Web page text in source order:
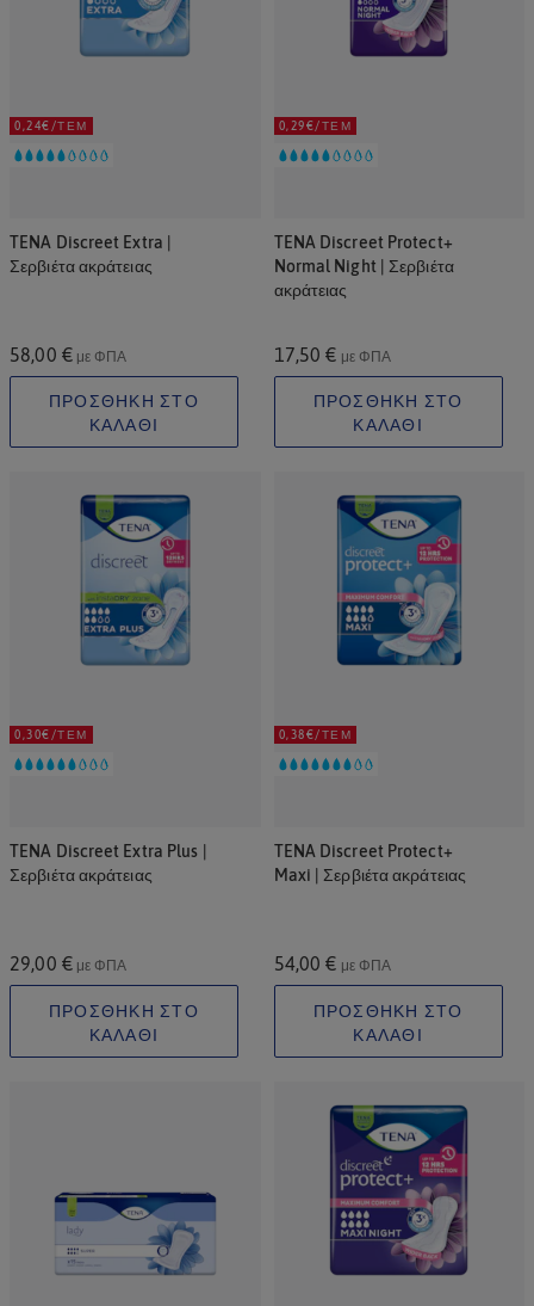
0,24€/ΤΕΜ
TENA Discreet Extra |
Σερβιέτα ακράτειας
58,00 € με ΦΠΑ
ΠΡΟΣΘΗΚΗ ΣΤΟ
ΚΑΛΑΘΙ
0,29€/ΤΕΜ
TENA Discreet Protect+
Normal Night | Σερβιέτα
ακράτειας
17,50 € με ΦΠΑ
ΠΡΟΣΘΗΚΗ ΣΤΟ
ΚΑΛΑΘΙ
0,30€/ΤΕΜ
TENA Discreet Extra Plus |
Σερβιέτα ακράτειας
29,00 € με ΦΠΑ
ΠΡΟΣΘΗΚΗ ΣΤΟ
ΚΑΛΑΘΙ
0,38€/ΤΕΜ
TENA Discreet Protect+
Maxi | Σερβιέτα ακράτειας
54,00 € με ΦΠΑ
ΠΡΟΣΘΗΚΗ ΣΤΟ
ΚΑΛΑΘΙ